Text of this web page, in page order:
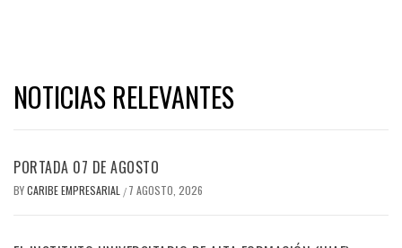
NOTICIAS RELEVANTES
PORTADA 07 DE AGOSTO
BYCARIBE EMPRESARIAL / 7 AGOSTO, 2026